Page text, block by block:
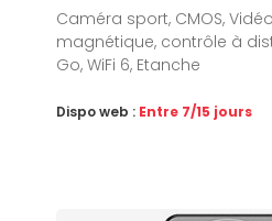
Caméra sport, CMOS,
magnétique, contrôle à
Go, WiFi 6, Etanche
Dispo web : Entre 7/15 jours